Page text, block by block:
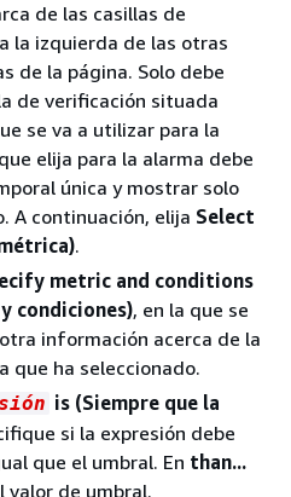
de las casillas de
la izquierda de las otras
de la página. Solo debe
de verificación situada
se va a utilizar para la
elija para la alarma debe
única y mostrar solo
A continuación, elija Select
.
metric and conditions
condiciones), en la que se
información acerca de la
que ha seleccionado.
is (Siempre que la
si la expresión debe
que el umbral. En than...
valor de umbral.